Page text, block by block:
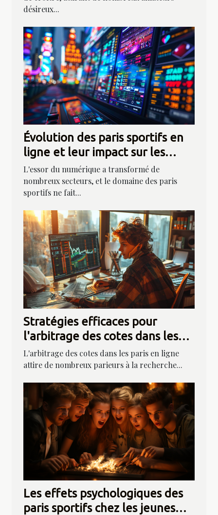
désireux...
Évolution des paris sportifs en
ligne et leur impact sur les
boutiques traditionnelles
L'essor du numérique a transformé de
nombreux secteurs, et le domaine des paris
sportifs ne fait...
Stratégies efficaces pour
l'arbitrage des cotes dans les
paris en ligne
L'arbitrage des cotes dans les paris en ligne
attire de nombreux parieurs à la recherche...
Les effets psychologiques des
paris sportifs chez les jeunes